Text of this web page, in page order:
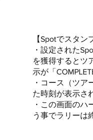
【Spotでスタン
・設定された
を獲得するとツ
示が「
・コース（ツア
た時刻が表示さ
・この画面の
う事でラリーは